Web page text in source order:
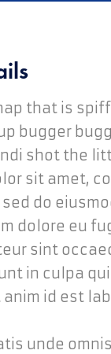
that is
bugger
shot the
sit amet,
do
dolore eu
sint
in culpa
id est
unde